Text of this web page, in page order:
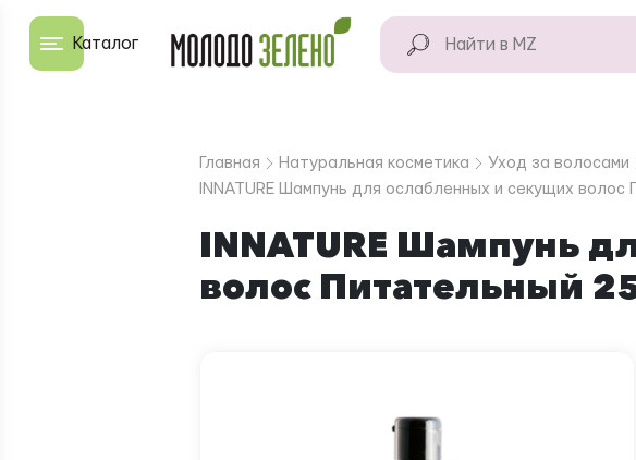
Натуральные
Натуральная
Каталог
Главная Натуральная косметика Уход за волосами
INNATURE Шампунь для ослабленных и секущих
INNATURE Шампунь
волос Питательный